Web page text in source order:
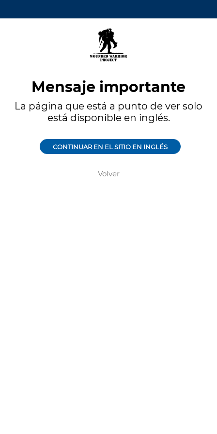
Mensaje importante
La página que está a punto de ver solo
está disponible en inglés.
CONTINUAR EN EL SITIO EN INGLÉS
Volver